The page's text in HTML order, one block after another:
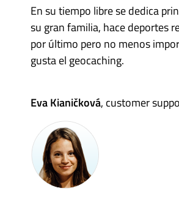
En su tiempo libre se dedica
su gran familia, hace deportes
por último pero no menos
gusta el geocaching.
Eva Kianičková, customer